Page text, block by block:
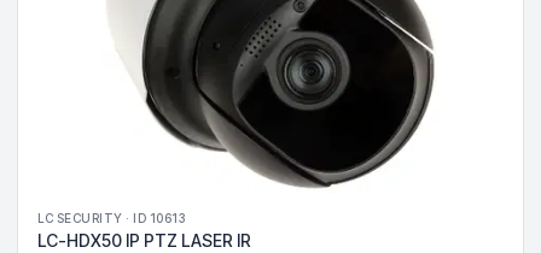
LC SECURITY · ID 10613
LC-HDX50 IP PTZ LASER IR